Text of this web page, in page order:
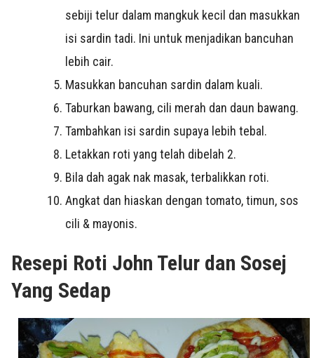
sebiji telur dalam mangkuk kecil dan masukkan
isi sardin tadi. Ini untuk menjadikan bancuhan
lebih cair.
Masukkan bancuhan sardin dalam kuali.
Taburkan bawang, cili merah dan daun bawang.
Tambahkan isi sardin supaya lebih tebal.
Letakkan roti yang telah dibelah 2.
Bila dah agak nak masak, terbalikkan roti.
Angkat dan hiaskan dengan tomato, timun, sos
cili & mayonis.
Resepi Roti John Telur dan Sosej
Yang Sedap